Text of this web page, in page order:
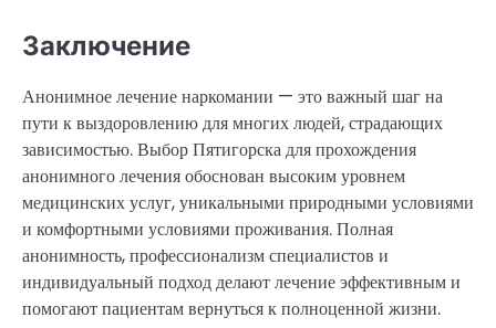
Заключение
Анонимное лечение наркомании — это важный шаг на
пути к выздоровлению для многих людей, страдающих
зависимостью. Выбор Пятигорска для прохождения
анонимного лечения обоснован высоким уровнем
медицинских услуг, уникальными природными условиями
и комфортными условиями проживания. Полная
анонимность, профессионализм специалистов и
индивидуальный подход делают лечение эффективным и
помогают пациентам вернуться к полноценной жизни.